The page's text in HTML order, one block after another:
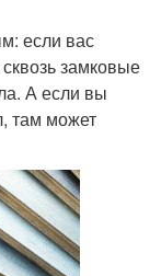
если вас
замковые
А если вы
там может